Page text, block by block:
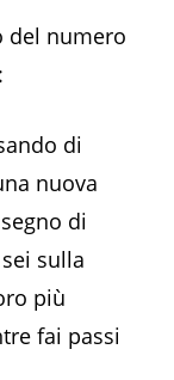
del numero
di
nuova
di
sulla
più
fai passi